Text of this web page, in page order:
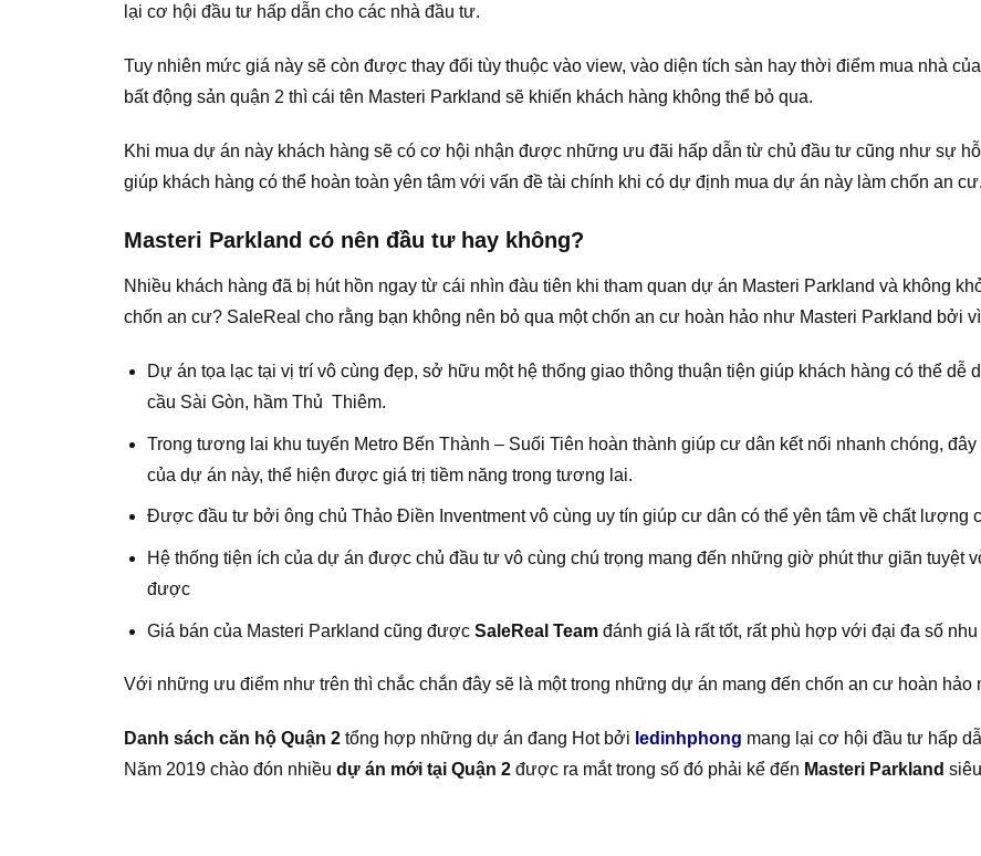
lại cơ hội đầu tư hấp dẫn cho các nhà đầu tư.
Tuy nhiên mức giá này sẽ còn được thay đổi tùy thuộc vào view, vào diện tích sàn hay thời điểm mua nhà
bất động sản quận 2 thì cái tên Masteri Parkland sẽ khiến khách hàng không thể bỏ qua.
Khi mua dự án này khách hàng sẽ có cơ hội nhận được những ưu đãi hấp dẫn từ chủ đầu tư cũng như sự
giúp khách hàng có thể hoàn toàn yên tâm với vấn đề tài chính khi có dự định mua dự án này làm chốn an cư.
Masteri Parkland có nên đầu tư hay không?
Nhiều khách hàng đã bị hút hồn ngay từ cái nhìn đàu tiên khi tham quan dự án Masteri Parkland và không
chốn an cư? SaleReal cho rằng bạn không nên bỏ qua một chốn an cư hoàn hảo như Masteri Parkland bởi
Dự án tọa lạc tại vị trí vô cùng đẹp, sở hữu một hệ thống giao thông thuận tiện giúp khách hàng có thể dễ
cầu Sài Gòn, hầm Thủ Thiêm.
Trong tương lai khu tuyến Metro Bến Thành – Suối Tiên hoàn thành giúp cư dân kết nối nhanh chóng,
của dự án này, thể hiện được giá trị tiềm năng trong tương lai.
Được đầu tư bởi ông chủ Thảo Điền Inventment vô cùng uy tín giúp cư dân có thể yên tâm về chất lượng
Hệ thống tiện ích của dự án được chủ đầu tư vô cùng chú trọng mang đến những giờ phút thư giãn tuyệt
được
Giá bán của Masteri Parkland cũng được SaleReal Teamđánh giá là rất tốt, rất phù hợp với đại đa số
Với những ưu điểm như trên thì chắc chắn đây sẽ là một trong những dự án mang đến chốn an cư hoàn hảo
Danh sách căn hộ Quận 2 tổng hợp những dự án đang Hot bởi ledinhphong mang lại cơ hội đầu tư hấp
Năm 2019 chào đón nhiều dự án mới tại Quận 2 được ra mắt trong số đó phải kể đến Masteri Parkland